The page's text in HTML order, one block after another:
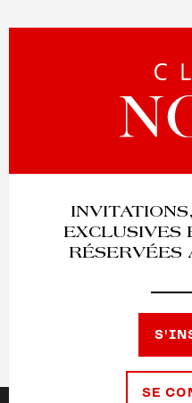
EXCLUSIVES
RÉSERVÉES
SE